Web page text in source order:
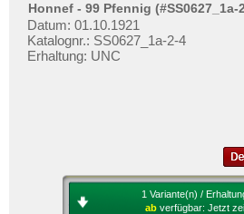
Honnef - 99 Pfennig (#SS0627_1a-
Datum: 01.10.1921
Katalognr.: SS0627_1a-2-4
Erhaltung: UNC
1 Variante(n) /
ab verfügbar: Jetzt